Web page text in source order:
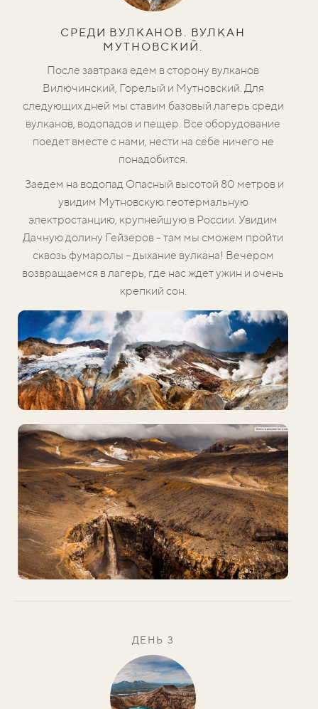
СРЕДИ ВУЛКАНОВ. ВУЛКАН
МУТНОВСКИЙ.
После завтрака едем в сторону вулканов
Вилючинский, Горелый и Мутновский. Для
следующих дней мы ставим базовый лагерь среди
вулканов, водопадов и пещер. Все оборудование
поедет вместе с нами, нести на себе ничего не
понадобится.
Заедем на водопад Опасный высотой 80 метров и
увидим Мутновскую геотермальную
электростанцию, крупнейшую в России. Увидим
Дачную долину Гейзеров - там мы сможем пройти
сквозь фумаролы – дыхание вулкана! Вечером
возвращаемся в лагерь, где нас ждет ужин и очень
крепкий сон.
ДЕНЬ 3